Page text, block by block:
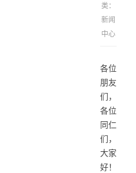
类：
新闻
中心
各位
朋友
们，
各位
同仁
们，
大家
好！